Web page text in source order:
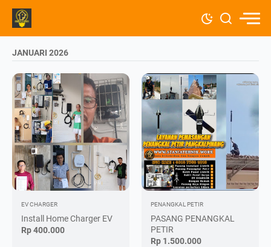
JANUARI 2026
EV CHARGER
Install Home Charger EV
Rp 400.000
PENANGKAL PETIR
PASANG PENANGKAL
PETIR
Rp 1.500.000